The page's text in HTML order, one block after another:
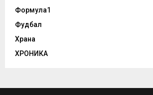
Формула1
Фудбал
Храна
ХРОНИКА